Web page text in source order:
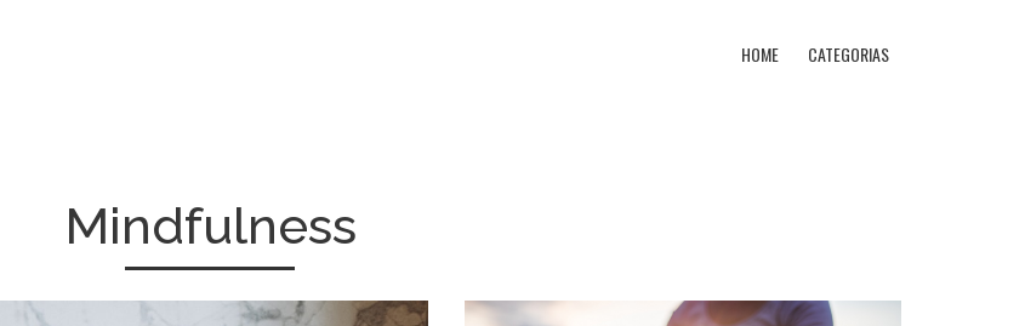
HOME CATEGORIAS
Mindfulness